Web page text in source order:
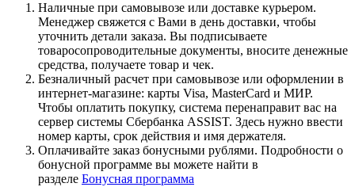
Наличные при самовывозе или доставке курьером.
Менеджер свяжется с Вами в день доставки, чтобы
уточнить детали заказа. Вы подписываете
товаросопроводительные документы, вносите денежные
средства, получаете товар и чек.
Безналичный расчет при самовывозе или оформлении в
интернет-магазине: карты Visa, MasterCard и МИР.
Чтобы оплатить покупку, система перенаправит вас на
сервер системы Сбербанка ASSIST. Здесь нужно ввести
номер карты, срок действия и имя держателя.
Оплачивайте заказ бонусными рублями. Подробности о
бонусной программе вы можете найти в
разделе Бонусная программа